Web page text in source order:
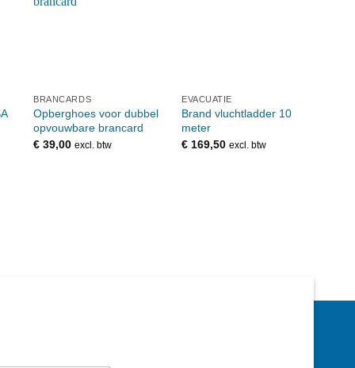
BRANCARDS
Opberghoes voor dubbel
opvouwbare brancard
€ 39,00 excl. btw
EVACUATIE
Brand vluchtladder 10
meter
€169,50 excl. btw